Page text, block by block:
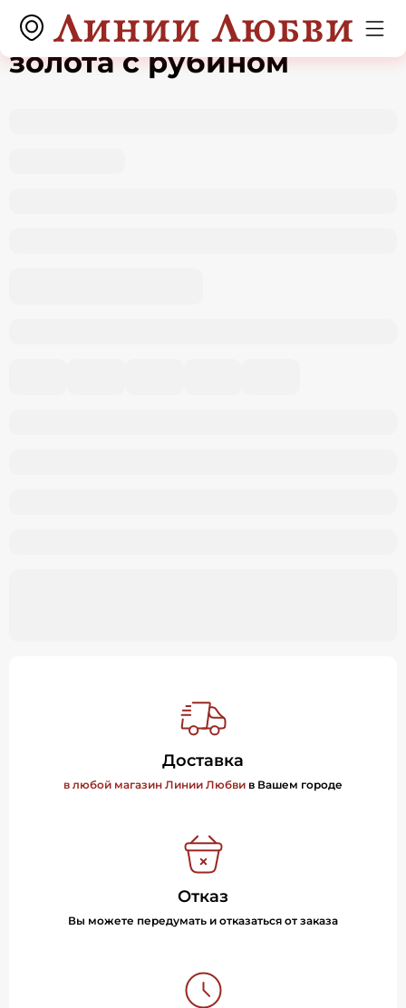
Кольцо из красного
золота с рубином
Доставка
в любой магазин Линии Любви в Вашем городе
Отказ
Вы можете передумать и отказаться от заказа